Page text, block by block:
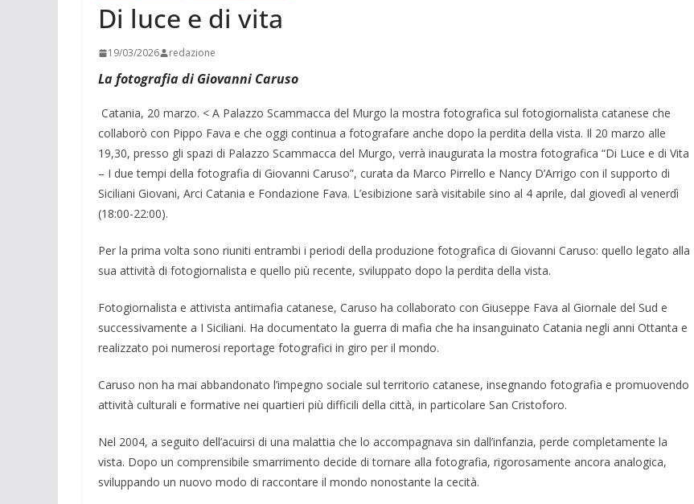
Di luce e di vita
19/03/2026 redazione
La fotografia di Giovanni Caruso
Catania, 20 marzo. < A Palazzo Scammacca del Murgo la mostra fotografica sul fotogiornalista catanese che
collaborò con Pippo Fava e che oggi continua a fotografare anche dopo la perdita della vista. Il 20 marzo alle
19,30, presso gli spazi di Palazzo Scammacca del Murgo, verrà inaugurata la mostra fotografica “Di Luce e di Vita
– I due tempi della fotografia di Giovanni Caruso”, curata da Marco Pirrello e Nancy D’Arrigo con il supporto di
Siciliani Giovani, Arci Catania e Fondazione Fava. L’esibizione sarà visitabile sino al 4 aprile, dal giovedì al venerdì
(18:00-22:00).
Per la prima volta sono riuniti entrambi i periodi della produzione fotografica di Giovanni Caruso: quello legato alla
sua attività di fotogiornalista e quello più recente, sviluppato dopo la perdita della vista.
Fotogiornalista e attivista antimafia catanese, Caruso ha collaborato con Giuseppe Fava al Giornale del Sud e
successivamente a I Siciliani. Ha documentato la guerra di mafia che ha insanguinato Catania negli anni Ottanta e
realizzato poi numerosi reportage fotografici in giro per il mondo.
Caruso non ha mai abbandonato l’impegno sociale sul territorio catanese, insegnando fotografia e promuovendo
attività culturali e formative nei quartieri più difficili della città, in particolare San Cristoforo.
Nel 2004, a seguito dell’acuirsi di una malattia che lo accompagnava sin dall’infanzia, perde completamente la
vista. Dopo un comprensibile smarrimento decide di tornare alla fotografia, rigorosamente ancora analogica,
sviluppando un nuovo modo di raccontare il mondo nonostante la cecità.